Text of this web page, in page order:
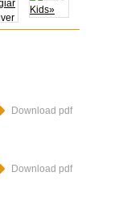
Download pdf
Download pdf